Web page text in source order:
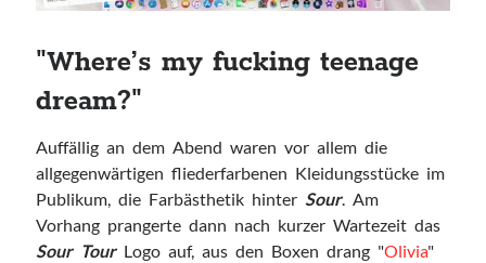
"Where’s my fucking teenage
dream?"
Auffällig an dem Abend waren vor allem die
allgegenwärtigen fliederfarbenen Kleidungsstücke im
Publikum, die Farbästhetik hinterSour. Am
Vorhang prangerte dann nach kurzer Wartezeit das
Sour TourLogo auf, aus den Boxen drang "Olivia"